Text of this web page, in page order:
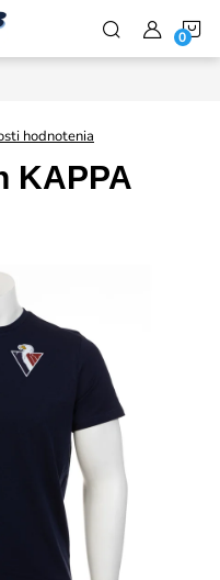
hodnotenia
KAPPA